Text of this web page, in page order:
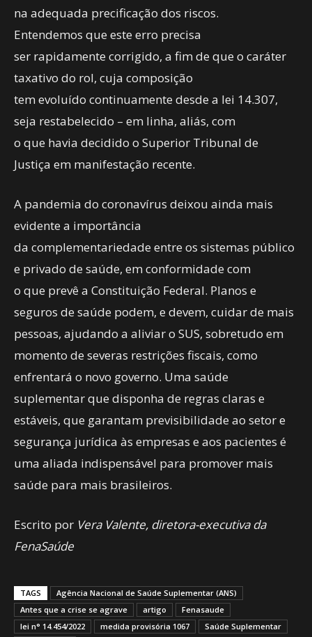
na adequada precificação dos riscos.
Entendemos que este erro precisa
ser rapidamente corrigido, a fim de que o caráter
taxativo do rol, cuja composição
tem evoluído continuamente desde a lei 14.307,
seja restabelecido – em linha, aliás, com
o que havia decidido o Superior Tribunal de
Justiça em manifestação recente.
A pandemia do coronavírus deixou ainda mais
evidente a importância
da complementariedade entre os sistemas público
e privado de saúde, em conformidade com
o que prevê a Constituição Federal. Planos e
seguros de saúde podem, e devem, cuidar de mais
pessoas, ajudando a aliviar o SUS, sobretudo em
momento de severas restrições fiscais, como
enfrentará o novo governo. Uma saúde
suplementar que disponha de regras claras e
estáveis, que garantam previsibilidade ao setor e
segurança jurídica às empresas e aos pacientes é
uma aliada indispensável para promover mais
saúde para mais brasileiros.
Escrito por Vera Valente, diretora-executiva da
FenaSaúde
TAGS
Agência Nacional de Saúde Suplementar (ANS)
Antes que a crise se agrave
artigo
Fenasaude
lei n° 14.454/2022
medida provisória 1067 Saúde Suplementar